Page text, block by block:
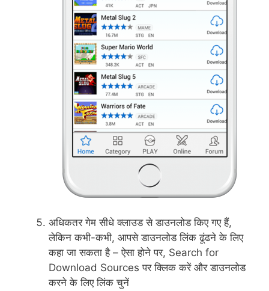
अधिकतर गेम सीधे क्लाउड से डाउनलोड किए गए हैं,
लेकिन कभी-कभी, आपसे डाउनलोड लिंक ढूंढने के लिए
कहा जा सकता है – ऐसा होने पर, Search for
Download Sources पर क्लिक करें और डाउनलोड
करने के लिए लिंक चुनें